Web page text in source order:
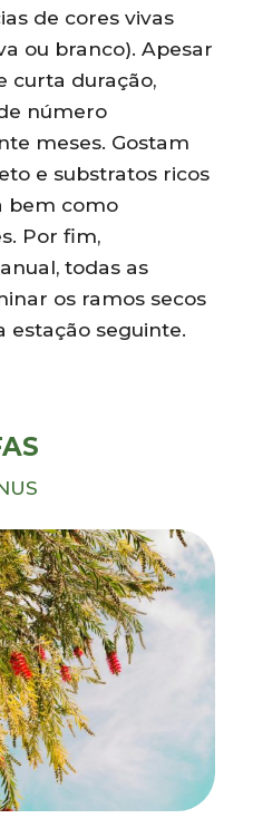
de cores vivas
ou branco). Apesar
curta duração,
número
meses. Gostam
e substratos ricos
bem como
Por fim,
todas as
os ramos secos
estação seguinte.